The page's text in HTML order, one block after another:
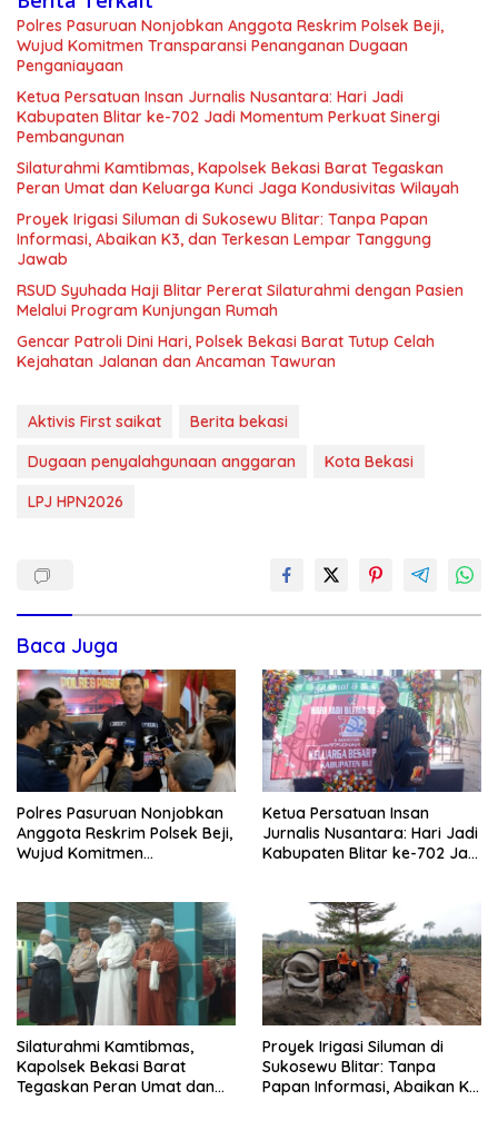
Polres Pasuruan Nonjobkan Anggota Reskrim Polsek Beji,
Wujud Komitmen Transparansi Penanganan Dugaan
Penganiayaan
Ketua Persatuan Insan Jurnalis Nusantara: Hari Jadi
Kabupaten Blitar ke-702 Jadi Momentum Perkuat Sinergi
Pembangunan
Silaturahmi Kamtibmas, Kapolsek Bekasi Barat Tegaskan
Peran Umat dan Keluarga Kunci Jaga Kondusivitas Wilayah
Proyek Irigasi Siluman di Sukosewu Blitar: Tanpa Papan
Informasi, Abaikan K3, dan Terkesan Lempar Tanggung
Jawab
RSUD Syuhada Haji Blitar Pererat Silaturahmi dengan Pasien
Melalui Program Kunjungan Rumah
Gencar Patroli Dini Hari, Polsek Bekasi Barat Tutup Celah
Kejahatan Jalanan dan Ancaman Tawuran
Aktivis First saikat
Berita bekasi
Dugaan penyalahgunaan anggaran
Kota Bekasi
LPJ HPN2026
Baca Juga
Polres Pasuruan Nonjobkan
Anggota Reskrim Polsek Beji,
Wujud Komitmen
Ketua Persatuan Insan
Jurnalis Nusantara: Hari Jadi
Kabupaten Blitar ke-702 Jadi
Silaturahmi Kamtibmas,
Kapolsek Bekasi Barat
Tegaskan Peran Umat dan
Proyek Irigasi Siluman di
Sukosewu Blitar: Tanpa
Papan Informasi, Abaikan K3,